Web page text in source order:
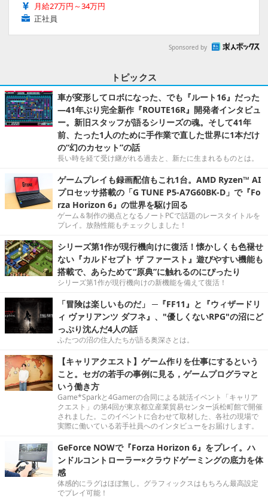
月給27万円～34万円
正社員
Sponsored by
トピックス
車が変形してロボになった、でも『ルート16』だった
―41年ぶり完全新作『ROUTE16R』開発者インタビュ
ー。新旧スタッフが語るシリーズの魂。そして41年
前、たった1人のために手作業で直した世界に1本だけ
の“幻のカセット”の話
長い時を経て受け継がれる過去と、新たに生まれるものとは。
ゲームプレイも録画配信もこれ1台。AMD Ryzen™ AI
プロセッサ搭載の「G TUNE P5-A7G60BK-D」で『Fo
rza Horizon 6』の世界を駆け回る
ゲーム＆制作の拠点となるノートPCで話題のレースタイトルを
プレイ。放熱性能もチェックしました！
シリーズ第1作が現行機向けに復活！懐かしくも色褪せ
ない『カルドセプト ザ ファースト』遊びやすい機能も
搭載で、あらためて“原典”に触れるのにぴったり
シリーズ第1作が現行機向けの新機能を備えて復活！
「冒険は楽しいものだ」 ─『FF11』と『ウィザードリ
ィ ヴァリアンツ ダフネ』、"優しくないRPG"の沼にど
っぷり沈んだ4人の話
ふたつの沼の住人たちが語る奥深さとは。
【キャリアクエスト】ゲーム作りを仕事にするという
こと。セガの若手の事例に見る，ゲームプログラマと
いう働き方
Game*Sparkと4Gamerの合同による就活イベント「キャリア
クエスト」の第4回が東京都立産業貿易センター浜松町館で開催
されました。このイベントに合わせて取材した、各社の現場で
実際に働いている若手社員へのインタビューをお届けします。
GeForce NOWで『Forza Horizon 6』をプレイ。ハ
ンドルコントローラー×クラウドゲーミングの底力を体
感
体感的にラグはほぼ無し。グラフィックスはもちろん最高設定
でプレイ可能！